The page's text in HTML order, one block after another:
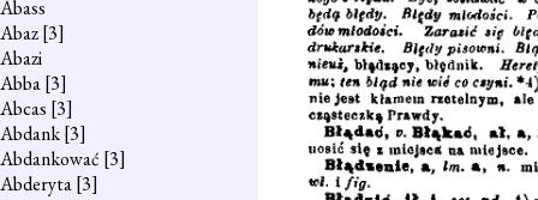
Abass
Abaz[3]
Abazi
Abba[3]
Abcas [3]
Abdank[3]
Abdankować [3]
Abderyta[3]